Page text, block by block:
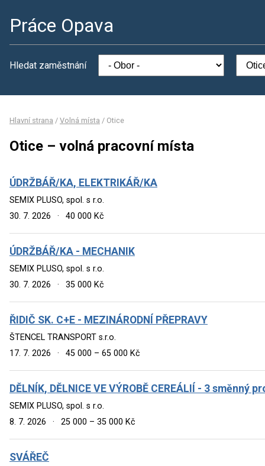
Práce Opava
Hledat zaměstnání
Hlavní strana / Volná místa / Otice
Otice – volná pracovní místa
ÚDRŽBÁŘ/KA, ELEKTRIKÁŘ/KA
SEMIX PLUSO, spol. s r.o.
30. 7. 2026
· 40 000 Kč
ÚDRŽBÁŘ/KA - MECHANIK
SEMIX PLUSO, spol. s r.o.
30. 7. 2026
· 35 000 Kč
ŘIDIČ SK. C+E - MEZINÁRODNÍ PŘEPRAVY
ŠTENCEL TRANSPORT s.r.o.
17. 7. 2026
· 45 000 – 65 000 Kč
DĚLNÍK, DĚLNICE VE VÝROBĚ CEREÁLIÍ - 3 směnný
SEMIX PLUSO, spol. s r.o.
8. 7. 2026
· 25 000 – 35 000 Kč
SVÁŘEČ